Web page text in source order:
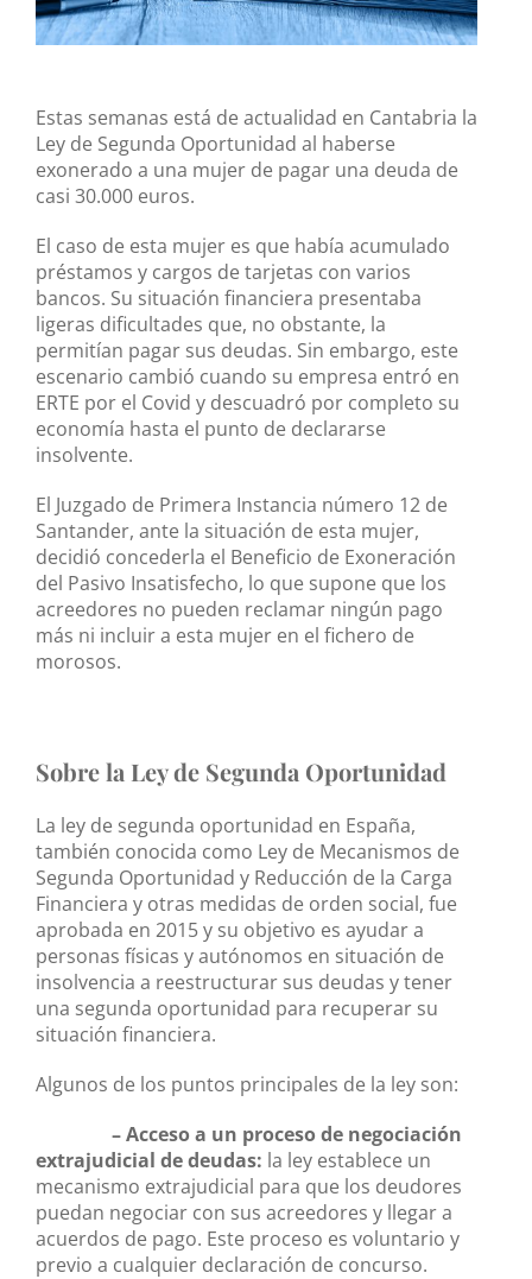
Estas semanas está de actualidad en Cantabria la
Ley de Segunda Oportunidad al haberse
exonerado a una mujer de pagar una deuda de
casi 30.000 euros.
El caso de esta mujer es que había acumulado
préstamos y cargos de tarjetas con varios
bancos. Su situación financiera presentaba
ligeras dificultades que, no obstante, la
permitían pagar sus deudas. Sin embargo, este
escenario cambió cuando su empresa entró en
ERTE por el Covid y descuadró por completo su
economía hasta el punto de declararse
insolvente.
El Juzgado de Primera Instancia número 12 de
Santander, ante la situación de esta mujer,
decidió concederla el Beneficio de Exoneración
del Pasivo Insatisfecho, lo que supone que los
acreedores no pueden reclamar ningún pago
más ni incluir a esta mujer en el fichero de
morosos.
Sobre la Ley de Segunda Oportunidad
La ley de segunda oportunidad en España,
también conocida como Ley de Mecanismos de
Segunda Oportunidad y Reducción de la Carga
Financiera y otras medidas de orden social, fue
aprobada en 2015 y su objetivo es ayudar a
personas físicas y autónomos en situación de
insolvencia a reestructurar sus deudas y tener
una segunda oportunidad para recuperar su
situación financiera.
Algunos de los puntos principales de la ley son:
– Acceso a un proceso de negociación
extrajudicial de deudas: la ley establece un
mecanismo extrajudicial para que los deudores
puedan negociar con sus acreedores y llegar a
acuerdos de pago. Este proceso es voluntario y
previo a cualquier declaración de concurso.